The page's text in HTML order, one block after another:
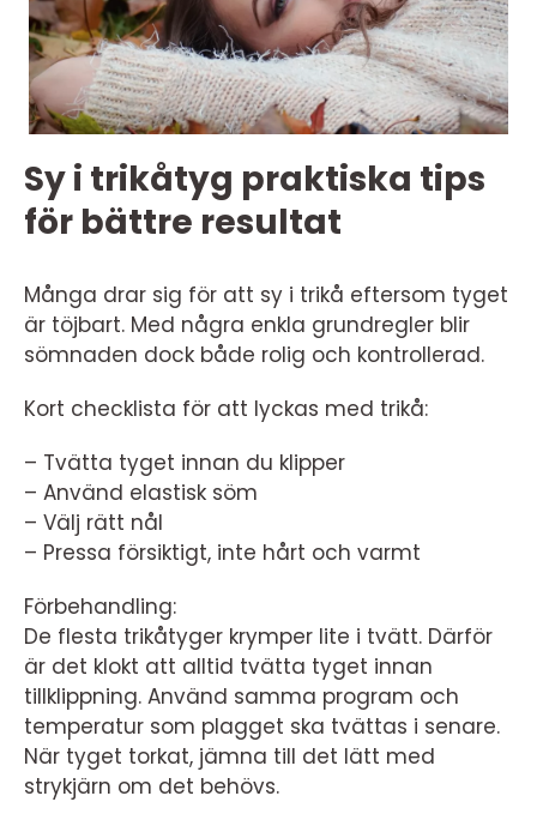
Sy i trikåtyg praktiska tips
för bättre resultat
Många drar sig för att sy i trikå eftersom tyget
är töjbart. Med några enkla grundregler blir
sömnaden dock både rolig och kontrollerad.
Kort checklista för att lyckas med trikå:
– Tvätta tyget innan du klipper
– Använd elastisk söm
– Välj rätt nål
– Pressa försiktigt, inte hårt och varmt
Förbehandling:
De flesta trikåtyger krymper lite i tvätt. Därför
är det klokt att alltid tvätta tyget innan
tillklippning. Använd samma program och
temperatur som plagget ska tvättas i senare.
När tyget torkat, jämna till det lätt med
strykjärn om det behövs.